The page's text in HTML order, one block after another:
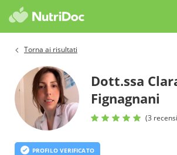
Torna ai risultati
Dott.ssa
Fignagnani
(3
PROFILO VERIFICATO